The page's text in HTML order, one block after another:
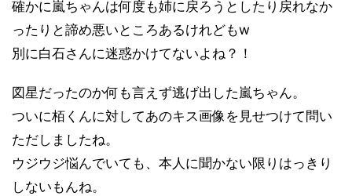
確かに嵐ちゃんは何度も姉に戻ろうとしたり戻れなか
ったりと諦め悪いところあるけれどもw
別に白石さんに迷惑かけてないよね？！
図星だったのか何も言えず逃げ出した嵐ちゃん。
ついに栢くんに対してあのキス画像を見せつけて問い
ただしましたね。
ウジウジ悩んでいても、本人に聞かない限りはっきり
しないもんね。